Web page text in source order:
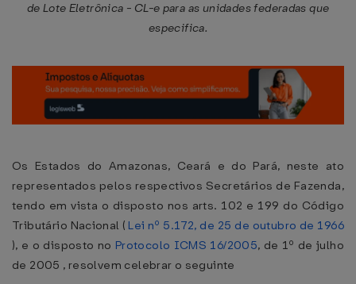
de Lote Eletrônica - CL-e para as unidades federadas que
especifica.
Os Estados do Amazonas, Ceará e do Pará, neste ato
representados pelos respectivos Secretários de Fazenda,
tendo em vista o disposto nos arts. 102 e 199 do Código
Tributário Nacional ( Lei nº 5.172, de 25 de outubro de 1966
), e o disposto no Protocolo ICMS 16/2005, de 1º de julho
de 2005 , resolvem celebrar o seguinte